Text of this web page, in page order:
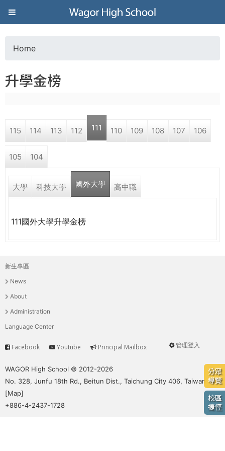
Jump to navigation
葳
格
高
學
培
養
具
國
移
動
的
世
界
公
o
a
r
e
r
e
Home
升學金榜
115 114 113 112 111 110 109 108 107 106
105 104
大學 科技大學 國外大學 高中職
111國外大學升學金榜
分眾
導覽
校區
捷徑
主
選
單
新生專區
News
About
Administration
Language Center
User
管理登入
Service
Facebook Youtube Principal Mailbox
WAGOR High School © 2012-2026
No. 328, Junfu 18th Rd., Beitun Dist., Taichung City 406, Taiwan
[Map]
+886-4-2437-1728